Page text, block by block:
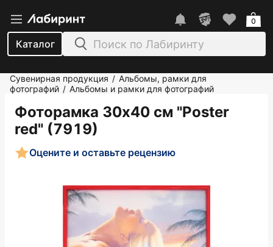
Каталог
0
Сувенирная продукция / Альбомы, рамки для
фотографий / Альбомы и рамки для фотографий
Фоторамка 30х40 см "Poster
red" (7919)
Оцените и оставьте рецензию